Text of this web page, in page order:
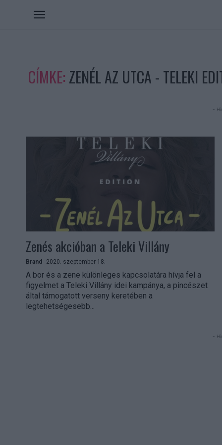
CÍMKE: ZENÉL AZ UTCA - TELEKI
-
Zenés akcióban a Teleki Villány
Brand 2020. szeptember 18.
A bor és a zene különleges kapcsolatára hívja fel a
figyelmet a Teleki Villány idei kampánya, a pincészet
által támogatott verseny keretében a
legtehetségesebb...
-